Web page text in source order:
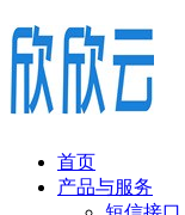
首页
产品与服务